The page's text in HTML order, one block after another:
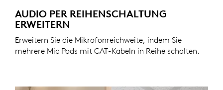
AUDIO PER REIHENSCHALTUNG
ERWEITERN
Erweitern Sie die Mikrofonreichweite, indem Sie
mehrere Mic Pods mit CAT-Kabeln in Reihe schalten.